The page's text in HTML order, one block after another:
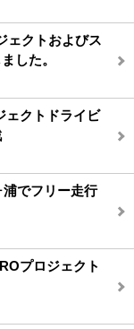
ェクトおよびス
した。
ェクトドライビ
浦でフリー走行
プロジェクト